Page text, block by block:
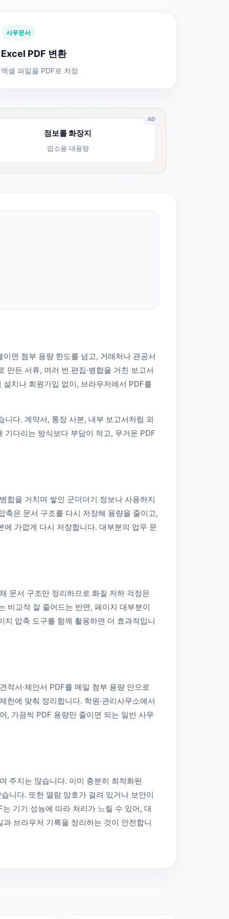
사무문서
Excel PDF 변환
엑셀 파일을 PDF로 저장
AD
점보롤 화장지
업소용 대용량
면 첨부 용량 한도를 넘고, 거래처나 관공서
든 서류, 여러 번 편집·병합을 거친 보고서
치나 회원가입 없이, 브라우저에서 PDF를
다. 계약서, 통장 사본, 내부 보고서처럼 외
다리는 방식보다 부담이 적고, 무거운 PDF
합을 거치며 쌓인 군더더기 정보나 사용하지
축은 문서 구조를 다시 저장해 용량을 줄이고,
가깝게 다시 저장합니다. 대부분의 업무 문
문서 구조만 정리하므로 화질 저하 걱정은
비교적 잘 줄어드는 반면, 페이지 대부분이
압축 도구를 함께 활용하면 더 효과적입니
적서·제안서 PDF를 메일 첨부 용량 안으로
한에 맞춰 정리합니다. 학원·관리사무소에서
, 가끔씩 PDF 용량만 줄이면 되는 일반 사무
주지는 않습니다. 이미 충분히 최적화된
니다. 또한 열람 암호가 걸려 있거나 보안이
기기 성능에 따라 처리가 느릴 수 있어, 대
브라우저 기록을 정리하는 것이 안전합니